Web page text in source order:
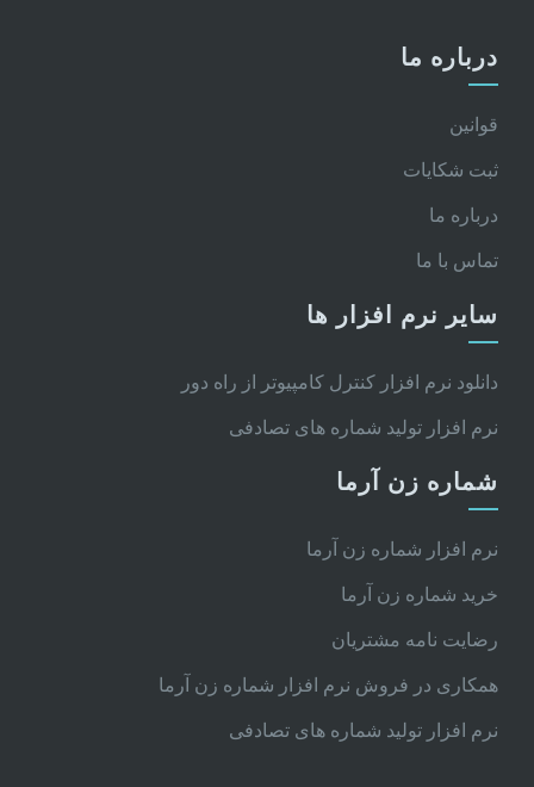
درباره ما
قوانین
ثبت شکایات
درباره ما
تماس با ما
سایر نرم افزار ها
دانلود نرم افزار کنترل کامپیوتر از راه دور
نرم افزار تولید شماره های تصادفی
شماره زن آرما
نرم افزار شماره زن آرما
خرید شماره زن آرما
رضایت نامه مشتریان
همکاری در فروش نرم افزار شماره زن آرما
نرم افزار تولید شماره های تصادفی